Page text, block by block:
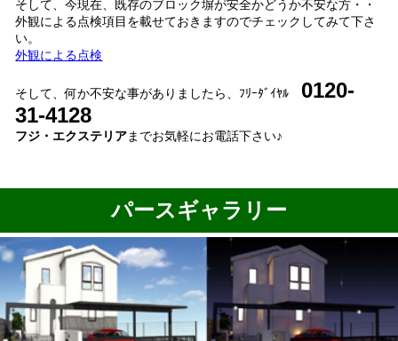
そして、今現在、既存のブロック塀が安全かどうか不安な方・・
外観による点検項目を載せておきますのでチェックしてみて下さ
い。
外観による点検
そして、何か不安な事がありましたら、ﾌﾘｰﾀﾞｲﾔﾙ 0120-
31-4128
フジ・エクステリアまでお気軽にお電話下さい♪
パースギャラリー